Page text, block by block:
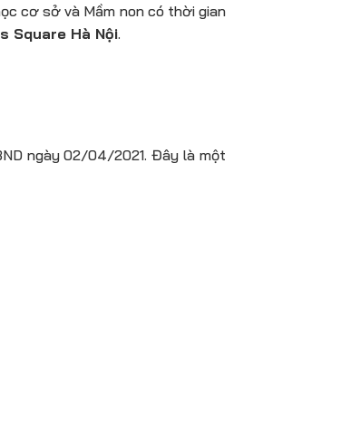
cơ sở và Mầm non có thời gian
Square Hà Nội.
ngày 02/04/2021. Đây là một